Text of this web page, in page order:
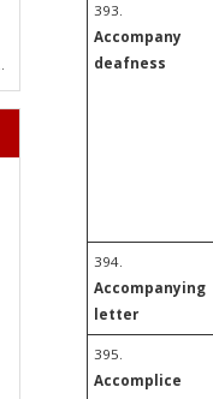
393.
Accompany
deafness
394.
Accompanying
letter
395.
Accomplice